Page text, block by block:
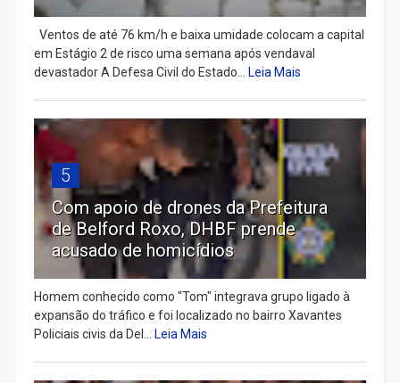
Ventos de até 76 km/h e baixa umidade colocam a capital
em Estágio 2 de risco uma semana após vendaval
devastador A Defesa Civil do Estado...
Leia Mais
5
Com apoio de drones da Prefeitura
de Belford Roxo, DHBF prende
acusado de homicídios
Homem conhecido como "Tom" integrava grupo ligado à
expansão do tráfico e foi localizado no bairro Xavantes
Policiais civis da Del...
Leia Mais